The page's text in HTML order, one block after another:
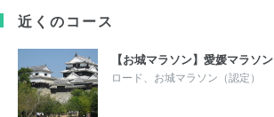
近くのコース
【お城マラソン】愛媛マラソン
ロード、お城マラソン（認定）